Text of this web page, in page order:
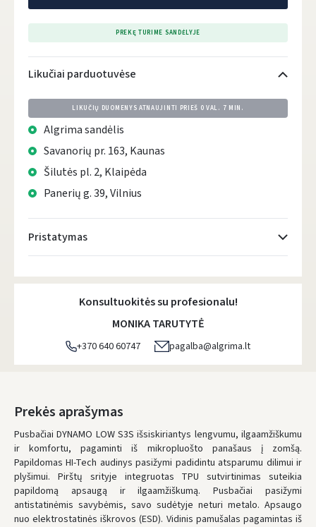
PREKĘ TURIME SANDĖLYJE
Likučiai parduotuvėse
LIKUČIŲ DUOMENYS ATNAUJINTI PRIEŠ 0 VAL. 7 MIN.
Algrima sandėlis
Savanorių pr. 163, Kaunas
Šilutės pl. 2, Klaipėda
Panerių g. 39, Vilnius
Pristatymas
Atsiėmimo taškai- 0.00 €
DPD kurjeris - 5.00 €
DPD paštomatai- 4.00 €
LP Express paštomatai
LP Express kurjeris- 4.00 €
Pirmadienį, Rugpjūčio 10 d.
UŽSAKYMUS NUO 80 € PRISTATOME NEMOKAMAI!
IKI NEMOKAMO PRISTATYMO TRŪKSTA:80 €
Konsultuokitės su profesionalu!
MONIKA TARUTYTĖ
+370 640 60747 pagalba@algrima.lt
Prekės aprašymas
Pusbačiai DYNAMO LOW S3S išsiskiriantys lengvumu, ilgaamžiškumu
ir komfortu, pagaminti iš mikropluošto panašaus į zomšą.
Papildomas HI-Tech audinys pasižymi padidintu atsparumu dilimui ir
plyšimui. Pirštų srityje integruotas TPU sutvirtinimas suteikia
papildomą apsaugą ir ilgaamžiškumą. Pusbačiai pasižymi
antistatinėmis savybėmis, savo sudėtyje neturi metalo. Apsaugo
nuo elektrostatinės iškrovos (ESD). Vidinis pamušalas pagamintas iš